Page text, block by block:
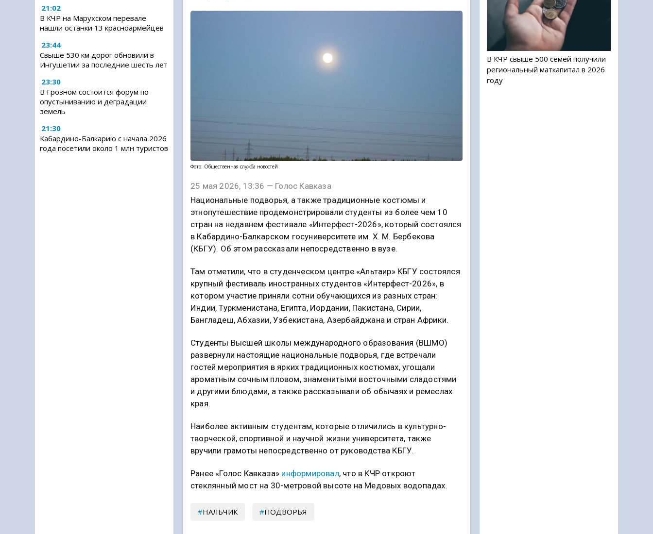
21:02
В КЧР на Марухском перевале
нашли останки 13 красноармейцев
23:44
Свыше 530 км дорог обновили в
Ингушетии за последние шесть лет
23:30
В Грозном состоится форум по
опустыниванию и деградации
земель
21:30
Кабардино-Балкарию с начала 2026
года посетили около 1 млн туристов
Фото: Общественная служба новостей
25 мая 2026, 13:36 — Голос Кавказа
Национальные подворья, а также традиционные костюмы и
этнопутешествие продемонстрировали студенты из более чем 10
стран на недавнем фестивале «Интерфест-2026», который состоялся
в Кабардино-Балкарском госуниверситете им. Х. М. Бербекова
(КБГУ). Об этом рассказали непосредственно в вузе.
Там отметили, что в студенческом центре «Альтаир» КБГУ состоялся
крупный фестиваль иностранных студентов «Интерфест-2026», в
котором участие приняли сотни обучающихся из разных стран:
Индии, Туркменистана, Египта, Иордании, Пакистана, Сирии,
Бангладеш, Абхазии, Узбекистана, Азербайджана и стран Африки.
Студенты Высшей школы международного образования (ВШМО)
развернули настоящие национальные подворья, где встречали
гостей мероприятия в ярких традиционных костюмах, угощали
ароматным сочным пловом, знаменитыми восточными сладостями
и другими блюдами, а также рассказывали об обычаях и ремеслах
края.
Наиболее активным студентам, которые отличились в культурно-
творческой, спортивной и научной жизни университета, также
вручили грамоты непосредственно от руководства КБГУ.
Ранее «Голос Кавказа» информировал, что в КЧР откроют
стеклянный мост на 30-метровой высоте на Медовых водопадах.
НАЛЬЧИК ПОДВОРЬЯ
В КЧР свыше 500 семей получили
региональный маткапитал в 2026
году